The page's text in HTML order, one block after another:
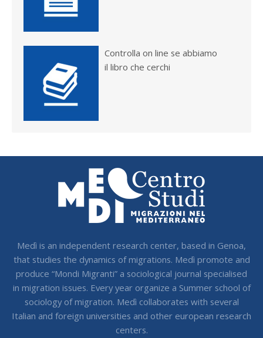
Controlla on line se abbiamo
il libro che cerchi
Medì is an independent research center, based in Genoa,
that studies the dynamics of migrations. Medì promote and
produce “Mondi Migranti” a sociological journal specialised
in migration issues. Every year organize a Summer school of
sociology of migration. Medì collaborates with several
Italian and foreign universities and other european research
centers.